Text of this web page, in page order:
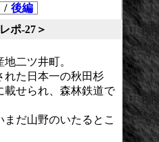
/ 後編
ポ-27＞
二ツ井町。
れた日本一の秋田杉
載せられ、森林鉄道で
だ山野のいたるとこ